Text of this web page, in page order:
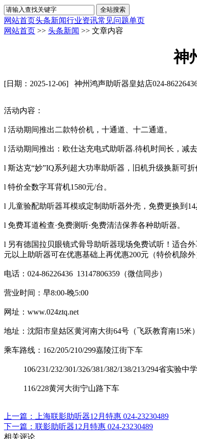
网站首页头条新闻行业资讯常见问题单页
网站首页 >> 头条新闻 >> 文章内容
神
[日期：2025-12-06] 神州鸿声助听器皇姑店024-
活动内容：
l 活动期间推出二款特价机，十通道、十二通道。
l 活动期间推出：欧仕达充电式助听器.待机时间长，减
l 斯达克“妙”IQ系列超大功率助听器，旧机升级换新可折
l 特价全数字耳背机1580元/台。
l 儿童验配助听器耳模或定制助听器外壳，免费更换到14
l 免费耳道检查·免费测听·免费清洁保养各种助听器。
l 另有德国拉贝眼镜式骨导助听器现场免费试听！适合
元以上助听器可在优惠基础上再优惠200元（特价机除外
电话：024-86226436 13147806359（微信同步）
营业时间：早8:00-晚5:00
网址：www.024ztq.net
地址：沈阳市皇姑区黄河南大街64号（飞跃教育南15米）
乘车路线：162/205/210/299嘉陵江街下车
106/231/232/301/326/381/382/138/213/294省实验中
116/228黄河大街宁山路下车
上一篇：上海联影助听器12月特惠 024-23230489
下一篇：联影助听器12月特惠 024-23230489
相关评论